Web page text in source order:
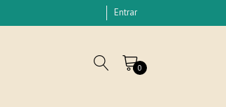
Entrar
0